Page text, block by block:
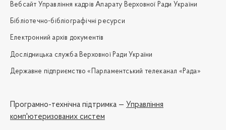
Вебсайт Управління кадрів Апарату Верховної Ради України
Бібліотечно-бібліографічні ресурси
Електронний архів документів
Дослідницька служба Верховної Ради України
Державне підприємство «Парламентський телеканал «Рада»
Програмно-технічна підтримка — Управління
комп'ютеризованих систем